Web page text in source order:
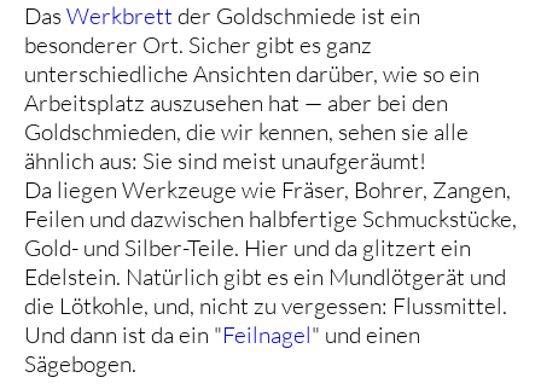
Das Werkbrett der Goldschmiede ist ein
besonderer Ort. Sicher gibt es ganz
unterschiedliche Ansichten darüber, wie so ein
Arbeitsplatz auszusehen hat — aber bei den
Goldschmieden, die wir kennen, sehen sie alle
ähnlich aus: Sie sind meist unaufgeräumt!
Da liegen Werkzeuge wie Fräser, Bohrer, Zangen,
Feilen und dazwischen halbfertige Schmuckstücke,
Gold- und Silber-Teile. Hier und da glitzert ein
Edelstein. Natürlich gibt es ein Mundlötgerät und
die Lötkohle, und, nicht zu vergessen: Flussmittel.
Und dann ist da ein "Feilnagel" und einen
Sägebogen.